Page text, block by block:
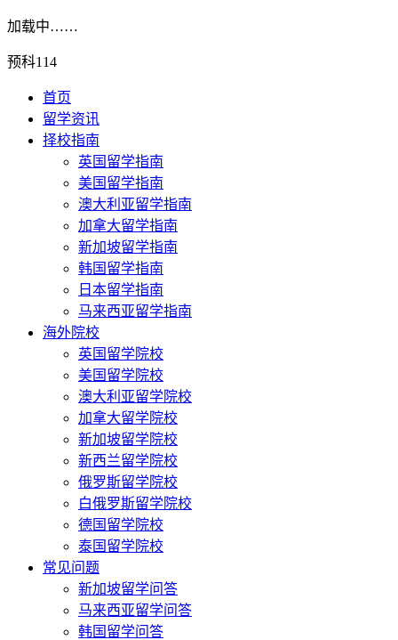
加载中……
预科114
首页
留学资讯
择校指南
英国留学指南
美国留学指南
澳大利亚留学指南
加拿大留学指南
新加坡留学指南
韩国留学指南
日本留学指南
马来西亚留学指南
海外院校
英国留学院校
美国留学院校
澳大利亚留学院校
加拿大留学院校
新加坡留学院校
新西兰留学院校
俄罗斯留学院校
白俄罗斯留学院校
德国留学院校
泰国留学院校
常见问题
新加坡留学问答
马来西亚留学问答
韩国留学问答